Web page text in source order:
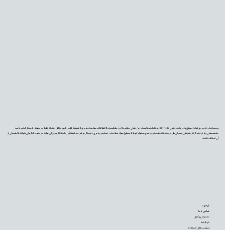
وب‌سایت «دیجی‌پزشک» موفق به دریافت نشان PIF TICK بریتانیا شده است. این نشان معتبر به این معناست که اطلاعات سلامت ما بر پایه شواهد علمی به‌روز و قابل اعتماد تهیه می‌شوند، با مشارکت و تأیید
متخصصان و با در نظر گرفتن نیازهای بیماران طراحی شده‌اند. همچنین، تمام محتوا با توجه به سطح سواد سلامت، دسترس‌پذیری دیجیتال و شرایط فرهنگی جامعه فارسی‌زبان تولید می‌شود تا کاربران بتوانند با اطمینان از
آن استفاده کنند.
بازخورد
تماس با ما
دسترس‌پذیری
درباره ما
سیاست‌های استفاده